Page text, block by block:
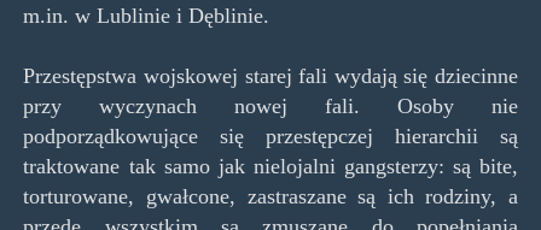
m.in. w Lublinie i Dęblinie.
Przestępstwa wojskowej starej fali wydają się dziecinne
przy wyczynach nowej fali. Osoby nie
podporządkowujące się przestępczej hierarchii są
traktowane tak samo jak nielojalni gangsterzy: są bite,
torturowane, gwałcone, zastraszane są ich rodziny, a